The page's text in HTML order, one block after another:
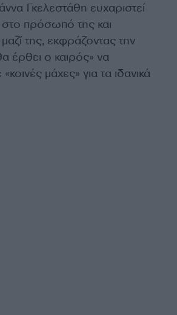
Γκελεστάθη ευχαριστεί
πρόσωπό της και
της, εκφράζοντας την
έρθει ο καιρός» να
μάχες» για τα ιδανικά